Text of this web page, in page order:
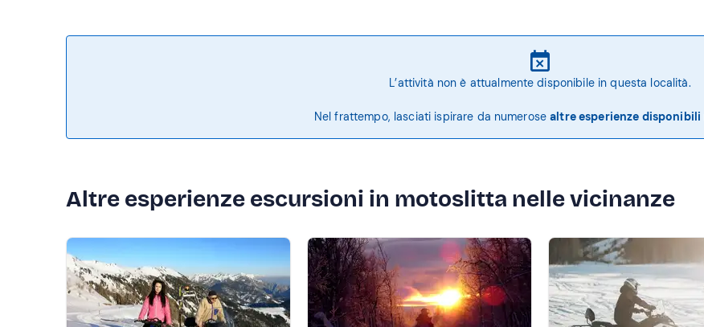
L’attività non è attualmente disponibile in questa località.
Nel frattempo, lasciati ispirare da numerosealtre esperienze disponibili
Altre esperienze escursioni in motoslitta nelle vicinanze